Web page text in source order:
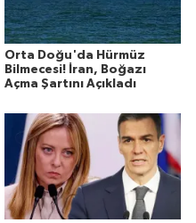
Orta Doğu'da Hürmüz
Bilmecesi! İran, Boğazı
Açma Şartını Açıkladı